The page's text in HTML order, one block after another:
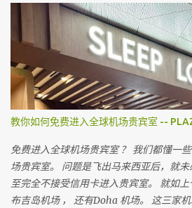
都会建议我不要上网买，为什么呢
教你如何免费进入全球机场贵宾室 --
免费进入全球机场贵宾室 ？ 我们都懂一
场贵宾室。 问题是飞出马来西亚后，就
至完全不接受信用卡进入贵宾室。 就如上
布吉岛机场 ， 还有Doha 机场。 这三家机